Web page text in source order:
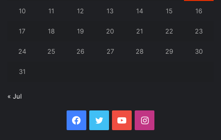
10 11 12 13 14 15 16
17 18 19 20 21 22 23
24 25 26 27 28 29 30
31
« Jul
Facebook
Twitter YouTubeInstagram